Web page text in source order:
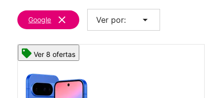
Google clear Ver por: arrow_drop_down
Ver 8 ofertas